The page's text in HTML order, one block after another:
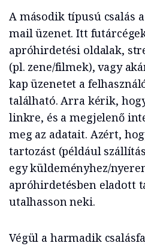
A második típusú csalás
mail üzenet. Itt
apróhirdetési oldalak,
(pl. zene/filmek), vagy
kap üzenetet a
található. Arra kérik,
linkre, és a megjelenő
meg az adatait. Azért,
tartozást (például
egy küldeményhez/
apróhirdetésben eladott
utalhasson neki.
Végül a harmadik